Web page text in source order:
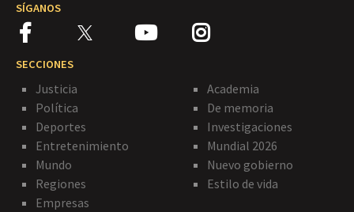
SÍGANOS
SECCIONES
Justicia
Política
Deportes
Entretenimiento
Mundo
Regiones
Empresas
Academia
De memoria
Investigaciones
Mundial 2026
Nuevo gobierno
Estilo de vida